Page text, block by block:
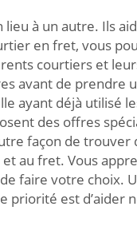
à un autre. Ils
en fret, vous
courtiers et
avant de prendre
ayant déjà utilisé
des offres
façon de trouver
au fret. Vous
faire votre choix.
priorité est d’aider